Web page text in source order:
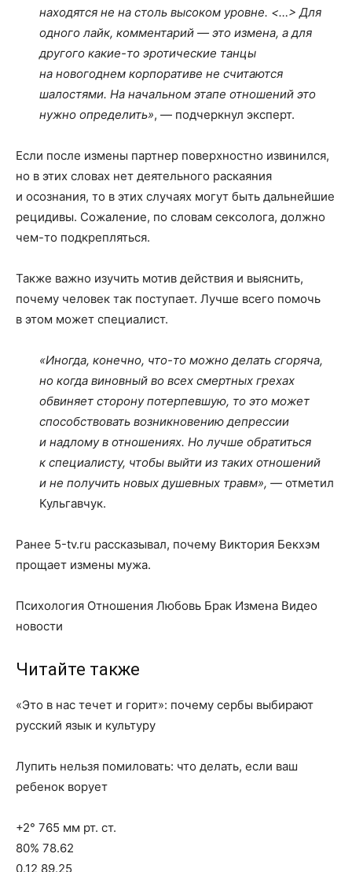
находятся не на столь высоком уровне. <…> Для
одного лайк, комментарий — это измена, а для
другого какие-то эротические танцы
на новогоднем корпоративе не считаются
шалостями. На начальном этапе отношений это
нужно определить», — подчеркнул эксперт.
Если после измены партнер поверхностно извинился,
но в этих словах нет деятельного раскаяния
и осознания, то в этих случаях могут быть дальнейшие
рецидивы. Сожаление, по словам сексолога, должно
чем-то подкрепляться.
Также важно изучить мотив действия и выяснить,
почему человек так поступает. Лучше всего помочь
в этом может специалист.
«Иногда, конечно, что-то можно делать сгоряча,
но когда виновный во всех смертных грехах
обвиняет сторону потерпевшую, то это может
способствовать возникновению депрессии
и надлому в отношениях. Но лучше обратиться
к специалисту, чтобы выйти из таких отношений
и не получить новых душевных травм», — отметил
Кульгавчук.
Ранее 5-tv.ru рассказывал, почему Виктория Бекхэм
прощает измены мужа.
Психология Отношения Любовь Брак Измена Видео
новости
Читайте также
«Это в нас течет и горит»: почему сербы выбирают
русский язык и культуру
Лупить нельзя помиловать: что делать, если ваш
ребенок ворует
+2° 765 мм рт. ст.
80% 78.62
0.12 89.25